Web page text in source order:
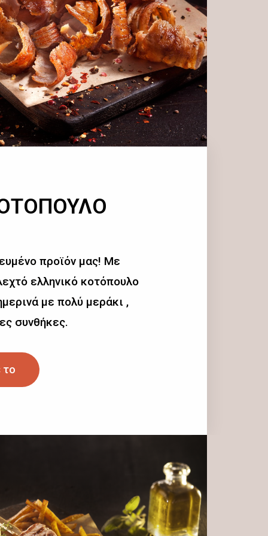
προϊόν μας! Με
ελληνικό κοτόπουλο
με πολύ μεράκι ,
συνθήκες.
το